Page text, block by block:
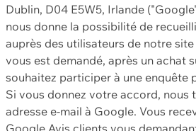
Dublin, D04 E5W5, Irlande
nous donne la possibilité de
auprès des utilisateurs de notre
vous est demandé, après un achat
souhaitez participer à une enquête
Si vous donnez votre accord, nous
adresse e-mail à Google. Vous